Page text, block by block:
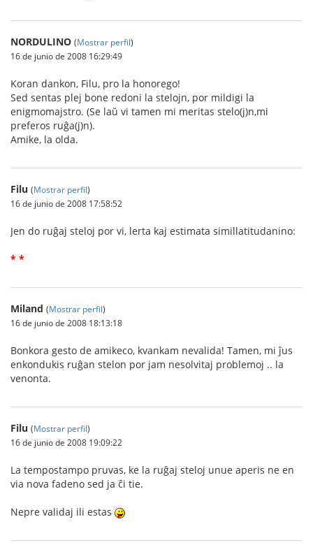
NORDULINO (Mostrar perfil)
16 de junio de 2008 16:29:49
Koran dankon, Filu, pro la honorego!
Sed sentas plej bone redoni la stelojn, por mildigi la
enigmomajstro. (Se laŭ vi tamen mi meritas stelo(j)n,mi
preferos ruĝa(j)n).
Amike, la olda.
Filu (Mostrar perfil)
16 de junio de 2008 17:58:52
Jen do ruĝaj steloj por vi, lerta kaj estimata simillatitudanino:
* *
Miland (Mostrar perfil)
16 de junio de 2008 18:13:18
Bonkora gesto de amikeco, kvankam nevalida! Tamen, mi ĵus
enkondukis ruĝan stelon por jam nesolvitaj problemoj .. la
venonta.
Filu (Mostrar perfil)
16 de junio de 2008 19:09:22
La tempostampo pruvas, ke la ruĝaj steloj unue aperis ne en
via nova fadeno sed ja ĉi tie.
Nepre validaj ili estas